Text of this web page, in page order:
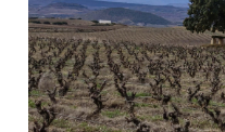
a
r
E
r
r